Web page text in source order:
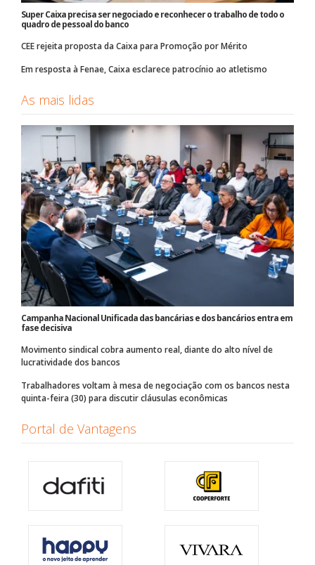
Super Caixa precisa ser negociado e reconhecer o trabalho de todo o
quadro de pessoal do banco
CEE rejeita proposta da Caixa para Promoção por Mérito
Em resposta à Fenae, Caixa esclarece patrocínio ao atletismo
As mais lidas
Campanha Nacional Unificada das bancárias e dos bancários entra em
fase decisiva
Movimento sindical cobra aumento real, diante do alto nível de
lucratividade dos bancos
Trabalhadores voltam à mesa de negociação com os bancos nesta
quinta-feira (30) para discutir cláusulas econômicas
Portal de Vantagens